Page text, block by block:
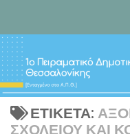
ΕΤΙΚΈΤΑ:
ΣΧΟΛΕΊΟΥ ΚΑΙ